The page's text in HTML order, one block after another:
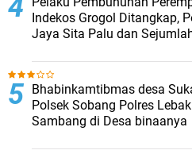
Indekos Grogol Ditangkap,
Jaya Sita Palu dan
Bhabinkamtibmas desa
Polsek Sobang Polres
Sambang di Desa binaanya